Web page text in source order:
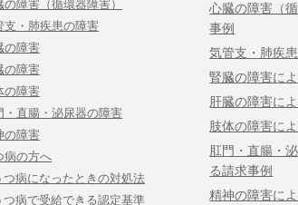
の障害（循環器障害）
支・肺疾患の障害
の障害
の障害
の障害
・直腸・泌尿器の障害
の障害
病の方へ
つ病になったときの対処法
つ病で受給できる認定基準
心臓の障害（
事例
気管支・肺疾
腎臓の障害に
肝臓の障害に
肢体の障害に
肛門・直腸・
る請求事例
精神の障害に